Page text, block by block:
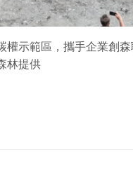
權示範區，攜手企業創
林提供